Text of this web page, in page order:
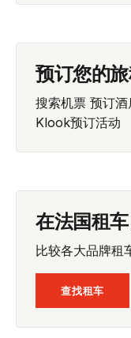
预订您的
搜索机票 预订酒
Klook预订活动
在法国租
比较各大品牌租
查找租车